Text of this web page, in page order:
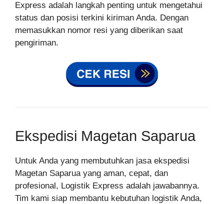
Express adalah langkah penting untuk mengetahui
status dan posisi terkini kiriman Anda. Dengan
memasukkan nomor resi yang diberikan saat
pengiriman.
Ekspedisi Magetan Saparua
Untuk Anda yang membutuhkan jasa ekspedisi
Magetan Saparua yang aman, cepat, dan
profesional, Logistik Express adalah jawabannya.
Tim kami siap membantu kebutuhan logistik Anda,